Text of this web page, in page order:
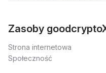
Zasoby
Strona internetowa
Społeczność